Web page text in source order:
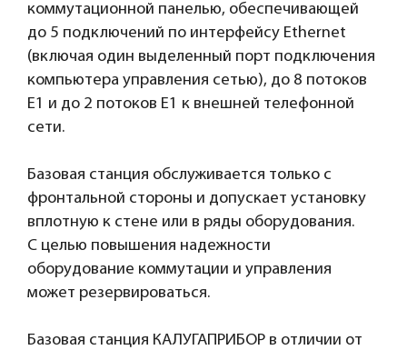
коммутационной панелью, обеспечивающей
до 5 подключений по интерфейсу Ethernet
(включая один выделенный порт подключения
компьютера управления сетью), до 8 потоков
E1 и до 2 потоков E1 к внешней телефонной
сети.
Базовая станция обслуживается только с
фронтальной стороны и допускает установку
вплотную к стене или в ряды оборудования.
С целью повышения надежности
оборудование коммутации и управления
может резервироваться.
Базовая станция КАЛУГАПРИБОР в отличии от